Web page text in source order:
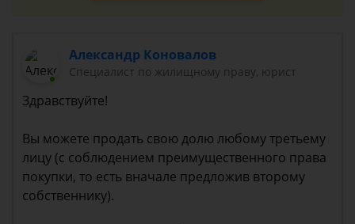
Александр Коновалов
Специалист по жилищному праву, юрист
Здравствуйте!
Вы можете продать свою долю любому третьему
лицу (с соблюдением преимущественного права
покупки, то есть вначале предложив второму
собственнику).